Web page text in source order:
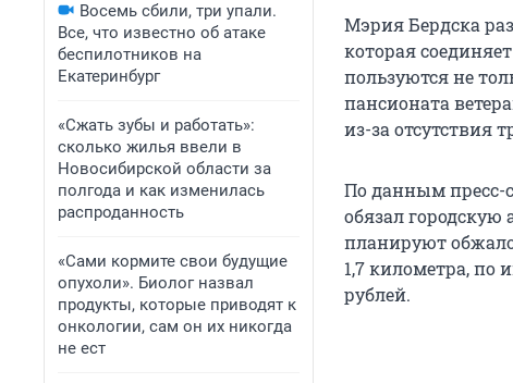
Восемь сбили, три упали.
Все, что известно об атаке
беспилотников на
Екатеринбург
«Сжать зубы и работать»:
сколько жилья ввели в
Новосибирской области за
полгода и как изменилась
распроданность
«Сами кормите свои будущие
опухоли». Биолог назвал
продукты, которые приводят к
онкологии, сам он их никогда
не ест
Мэрия Бердска
которая
пользуются не
пансионата
из-за отсутствия
По данным пресс-
обязал
планируют
1,7 километра, по
рублей.